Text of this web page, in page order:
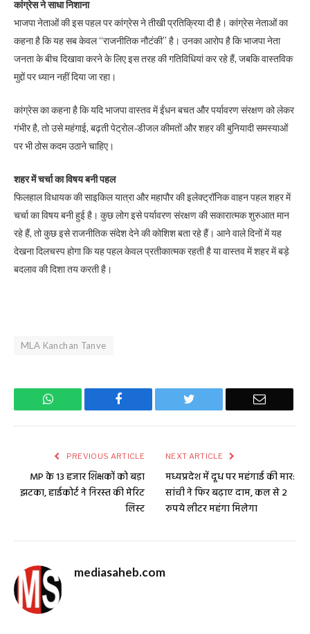
कांग्रेस ने साधा निशाना
भाजपा नेताओं की इस पहल पर कांग्रेस ने तीखी प्रतिक्रिया दी है। कांग्रेस नेताओं का
कहना है कि यह सब केवल “राजनीतिक नौटंकी” है। उनका आरोप है कि भाजपा नेता
जनता के बीच दिखावा करने के लिए इस तरह की गतिविधियां कर रहे हैं, जबकि वास्तविक
मुद्दों पर ध्यान नहीं दिया जा रहा।
कांग्रेस का कहना है कि यदि भाजपा वास्तव में ईंधन बचत और पर्यावरण संरक्षण को लेकर
गंभीर है, तो उसे महंगाई, बढ़ती पेट्रोल-डीजल कीमतों और शहर की बुनियादी समस्याओं
पर भी ठोस कदम उठाने चाहिए।
शहर में चर्चा का विषय बनी पहल
फिलहाल विधायक की साइकिल यात्रा और महापौर की इलेक्ट्रॉनिक वाहन पहल शहर में
चर्चा का विषय बनी हुई है। कुछ लोग इसे पर्यावरण संरक्षण की सकारात्मक शुरुआत मान
रहे हैं, तो कुछ इसे राजनीतिक संदेश देने की कोशिश बता रहे हैं। आने वाले दिनों में यह
देखना दिलचस्प होगा कि यह पहल केवल प्रतीकात्मक रहती है या वास्तव में शहर में बड़े
बदलाव की दिशा तय करती है।
MLA Kanchan Tanve
WhatsApp Facebook Twitter Email
PREVIOUS ARTICLE
MP के 13 हजार शिक्षकों को बड़ा
झटका, हाईकोर्ट ने निरस्त की मेरिट
लिस्ट
NEXT ARTICLE
मध्यप्रदेश में दूध पर महंगाई की मार:
सांची ने फिर बढ़ाए दाम, कल से 2
रुपये लीटर महंगा मिलेगा
mediasaheb.com